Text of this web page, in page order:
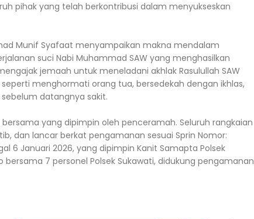
pihak yang telah berkontribusi dalam menyukseskan
Munif Syafaat menyampaikan makna mendalam
suci Nabi Muhammad SAW yang menghasilkan
jemaah untuk meneladani akhlak Rasulullah SAW
menghormati orang tua, bersedekah dengan ikhlas,
datangnya sakit.
yang dipimpin oleh penceramah. Seluruh rangkaian
dan lancar berkat pengamanan sesuai Sprin Nomor:
6 Januari 2026, yang dipimpin Kanit Samapta Polsek
bersama 7 personel Polsek Sukawati, didukung pengamanan